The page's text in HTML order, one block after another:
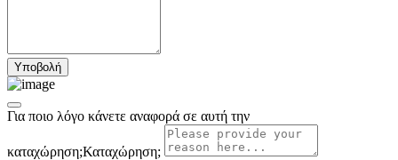
Για ποιο λόγο κάνετε αναφορά σε αυτή την
καταχώρηση;Καταχώρηση;